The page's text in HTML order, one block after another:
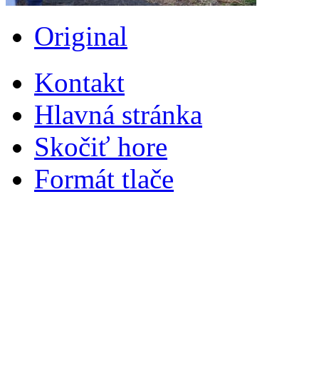
Original
Kontakt
Hlavná stránka
Skočiť hore
Formát tlače